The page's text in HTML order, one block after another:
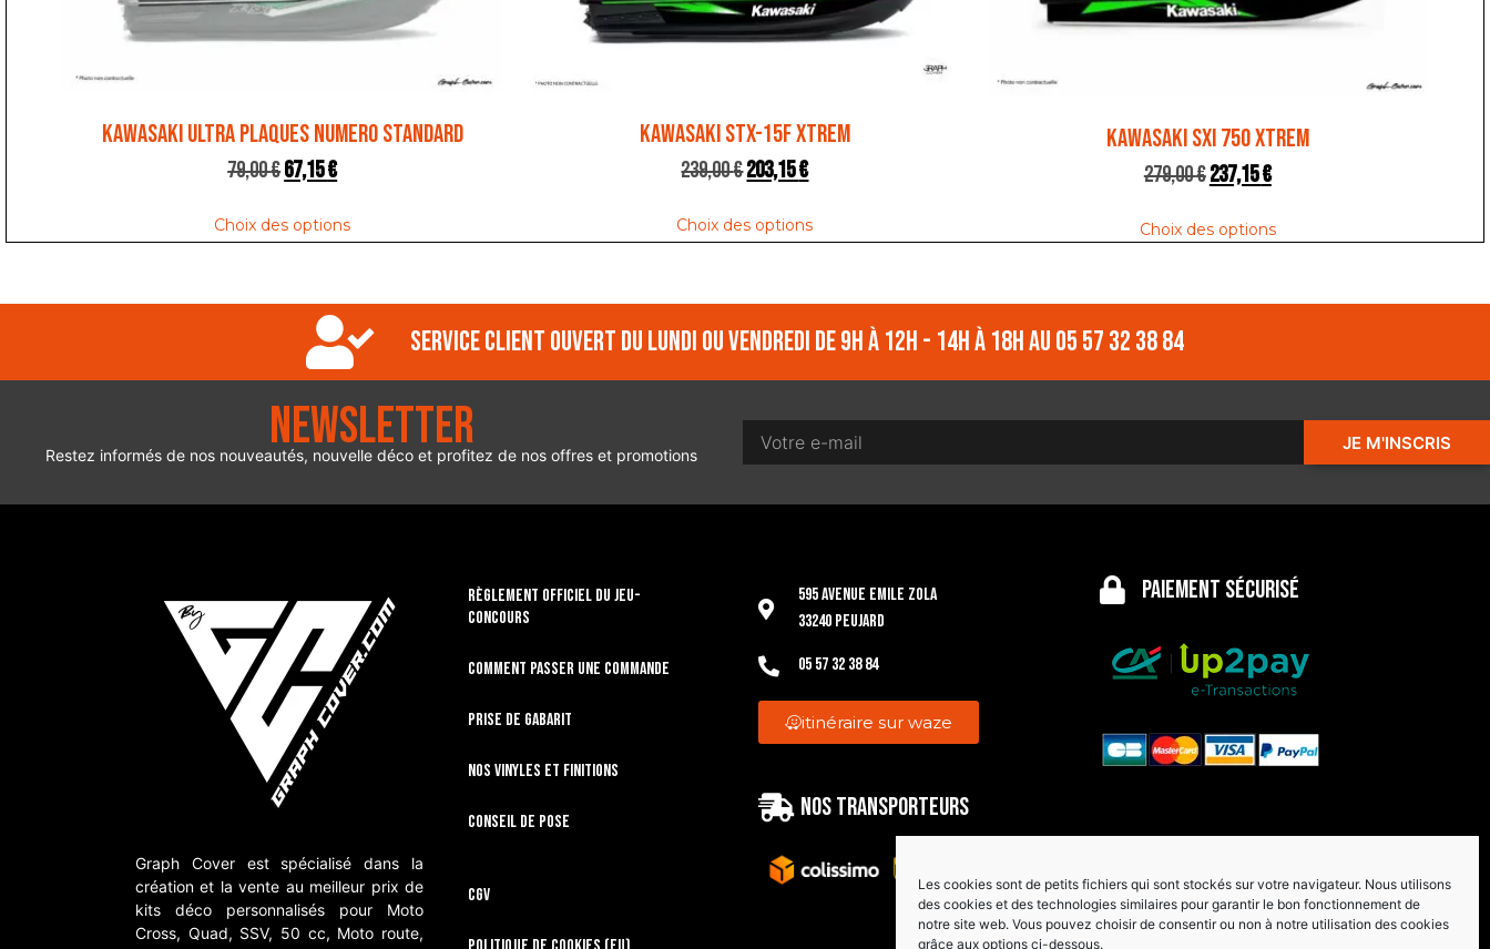
Les cookies sont de petits fichiers qui sont stockés sur votre navigateur. Nous utilisons
des cookies et des technologies similaires pour garantir le bon fonctionnement de
notre site web. Vous pouvez choisir de consentir ou non à notre utilisation des cookies
grâce aux options ci-dessous.
KAWASAKI ULTRA PLAQUES NUMERO STANDARD
79,00€67,15€
Choix des options
KAWASAKI STX-15F XTREM
239,00€203,15€
Choix des options
KAWASAKI SXI 750 XTREM
279,00€237,15€
Choix des options
Service client ouvert du lundi ou vendredi de 9h à 12h - 14h à 18h au 05 57 32 38 84
Newsletter
Restez informés de nos nouveautés, nouvelle déco et profitez de nos offres et promotions
JE M'INSCRIS
Graph Cover est spécialisé dans la
création et la vente au meilleur prix de
kits déco personnalisés pour Moto
Cross, Quad, SSV, 50 cc, Moto route,
RÈGLEMENT OFFICIEL DU JEU-
CONCOURS
Comment passer une commande
Prise de gabarit
Nos vinyles et finitions
Conseil de pose
CGV
595 Avenue Emile Zola
33240 Peujard
05 57 32 38 84
itinéraire sur waze
Nos transporteurs
Paiement sécurisé